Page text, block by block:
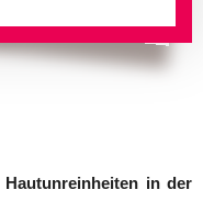
Hautunreinheiten in der